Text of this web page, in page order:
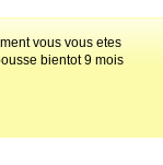
vous vous etes
bientot 9 mois